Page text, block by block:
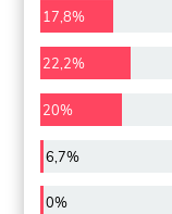
17,8%
22,2%
20%
6,7%
0%